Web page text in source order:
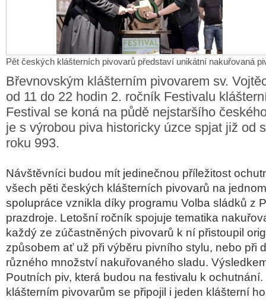
Pět českých klášterních pivovarů představí unikátní nakuřovaná
Břevnovským klášterním pivovarem sv.
od 11 do 22 hodin 2. ročník Festivalu
Festival se koná na půdě nejstaršího
je s výrobou piva historicky úzce spjat již od
roku 993.
Návštěvníci budou mít jedinečnou příležitost
všech pěti českých klášterních pivovarů na
spolupráce vznikla díky programu Volba sládků z
prazdroje. Letošní ročník spojuje tematika
každý ze zúčastněných pivovarů k ní přistoupil
způsobem ať už při výběru pivního stylu, nebo při
různého množství nakuřovaného sladu.
Poutních piv, která budou na festivalu k
klášterním pivovarům se připojil i jeden klášterní